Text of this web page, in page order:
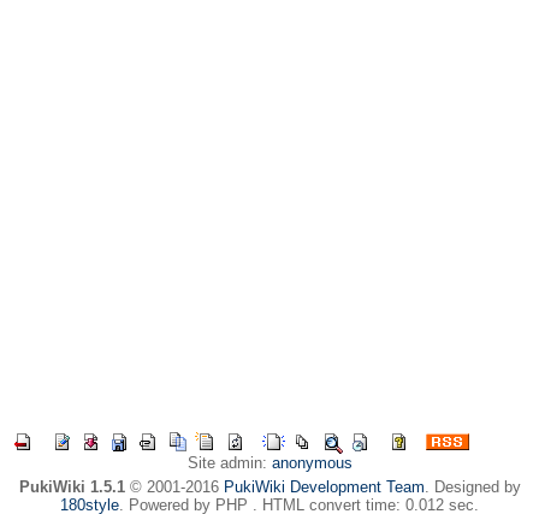
Site admin: anonymous
PukiWiki 1.5.1© 2001-2016 PukiWiki Development Team. Designed by
180style. Powered by PHP . HTML convert time: 0.012 sec.